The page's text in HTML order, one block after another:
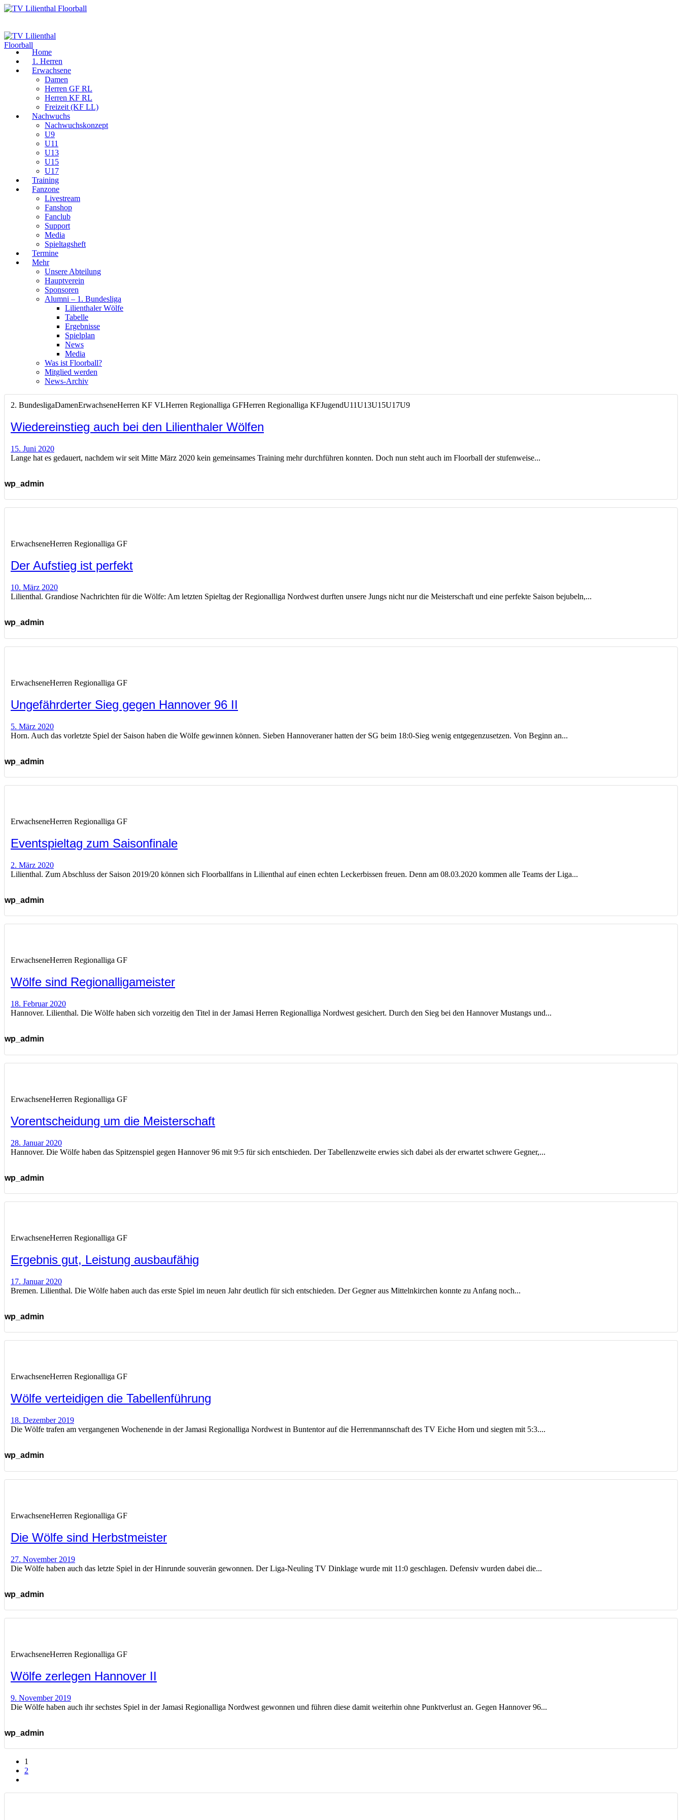
Home
1. Herren
Erwachsene
Damen
Herren GF RL
Herren KF RL
Freizeit (KF LL)
Nachwuchs
Nachwuchskonzept
U9
U11
U13
U15
U17
Training
Fanzone
Livestream
Fanshop
Fanclub
Support
Media
Spieltagsheft
Termine
Mehr
Unsere Abteilung
Hauptverein
Sponsoren
Alumni – 1. Bundesliga
Lilienthaler Wölfe
Tabelle
Ergebnisse
Spielplan
News
Media
Was ist Floorball?
Mitglied werden
News-Archiv
2. BundesligaDamenErwachseneHerren KF VLHerren Regionalliga GFHerren Regionalliga KFJugendU11U13U15U17U9
Wiedereinstieg auch bei den Lilienthaler Wölfen
15. Juni 2020
Lange hat es gedauert, nachdem wir seit Mitte März 2020 kein gemeinsames Training mehr durchführen konnten. Doch nun steht auch im Floorball der stufenweise...
wp_admin
ErwachseneHerren Regionalliga GF
Der Aufstieg ist perfekt
10. März 2020
Lilienthal. Grandiose Nachrichten für die Wölfe: Am letzten Spieltag der Regionalliga Nordwest durften unsere Jungs nicht nur die Meisterschaft und eine perfekte Saison bejubeln,...
wp_admin
ErwachseneHerren Regionalliga GF
Ungefährderter Sieg gegen Hannover 96 II
5. März 2020
Horn. Auch das vorletzte Spiel der Saison haben die Wölfe gewinnen können. Sieben Hannoveraner hatten der SG beim 18:0-Sieg wenig entgegenzusetzen. Von Beginn an...
wp_admin
ErwachseneHerren Regionalliga GF
Eventspieltag zum Saisonfinale
2. März 2020
Lilienthal. Zum Abschluss der Saison 2019/20 können sich Floorballfans in Lilienthal auf einen echten Leckerbissen freuen. Denn am 08.03.2020 kommen alle Teams der Liga...
wp_admin
ErwachseneHerren Regionalliga GF
Wölfe sind Regionalligameister
18. Februar 2020
Hannover. Lilienthal. Die Wölfe haben sich vorzeitig den Titel in der Jamasi Herren Regionalliga Nordwest gesichert. Durch den Sieg bei den Hannover Mustangs und...
wp_admin
ErwachseneHerren Regionalliga GF
Vorentscheidung um die Meisterschaft
28. Januar 2020
Hannover. Die Wölfe haben das Spitzenspiel gegen Hannover 96 mit 9:5 für sich entschieden. Der Tabellenzweite erwies sich dabei als der erwartet schwere Gegner,...
wp_admin
ErwachseneHerren Regionalliga GF
Ergebnis gut, Leistung ausbaufähig
17. Januar 2020
Bremen. Lilienthal. Die Wölfe haben auch das erste Spiel im neuen Jahr deutlich für sich entschieden. Der Gegner aus Mittelnkirchen konnte zu Anfang noch...
wp_admin
ErwachseneHerren Regionalliga GF
Wölfe verteidigen die Tabellenführung
18. Dezember 2019
Die Wölfe trafen am vergangenen Wochenende in der Jamasi Regionalliga Nordwest in Buntentor auf die Herrenmannschaft des TV Eiche Horn und siegten mit 5:3....
wp_admin
ErwachseneHerren Regionalliga GF
Die Wölfe sind Herbstmeister
27. November 2019
Die Wölfe haben auch das letzte Spiel in der Hinrunde souverän gewonnen. Der Liga-Neuling TV Dinklage wurde mit 11:0 geschlagen. Defensiv wurden dabei die...
wp_admin
ErwachseneHerren Regionalliga GF
Wölfe zerlegen Hannover II
9. November 2019
Die Wölfe haben auch ihr sechstes Spiel in der Jamasi Regionalliga Nordwest gewonnen und führen diese damit weiterhin ohne Punktverlust an. Gegen Hannover 96...
wp_admin
1
2